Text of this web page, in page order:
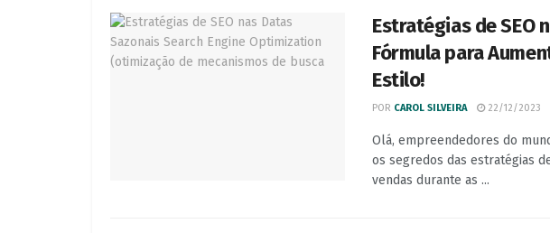
Estratégias de SEO
Fórmula para
Estilo!
POR CAROL SILVEIRA 22/12/2023
Olá, empreendedores do
os segredos das estratégias
vendas durante as ...